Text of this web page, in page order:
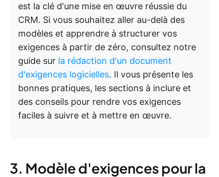
est la clé d'une mise en œuvre réussie du
CRM. Si vous souhaitez aller au-delà des
modèles et apprendre à structurer vos
exigences à partir de zéro, consultez notre
guide sur la rédaction d'un document
d'exigences logicielles. Il vous présente les
bonnes pratiques, les sections à inclure et
des conseils pour rendre vos exigences
faciles à suivre et à mettre en œuvre.
3. Modèle d'exigences pour la